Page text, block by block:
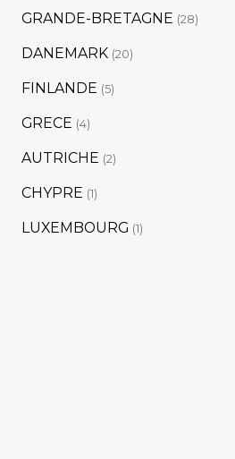
GRANDE-BRETAGNE (28)
DANEMARK (20)
FINLANDE (5)
GRECE (4)
AUTRICHE (2)
CHYPRE (1)
LUXEMBOURG (1)